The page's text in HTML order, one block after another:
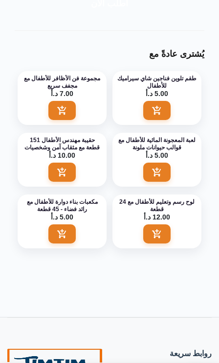
يُشترى عادةً مع
طقم تلوين فناجين شاي سيراميك
للأطفال
5.00 د.أ
اضف الى السلة
مجموعة فن الأظافر للأطفال مع
مجفف سريع
7.00 د.أ
اضف الى السلة
لعبة المعجونة المائية للأطفال مع
قوالب حيوانات ملونة
5.00 د.أ
اضف الى السلة
حقيبة مهندس الأطفال 151
قطعة مع مثقاب آمن وشخصيات
باو باترول
10.00 د.أ
اضف الى السلة
لوح رسم وتعليم للأطفال مع 24
قطعة
12.00 د.أ
اضف الى السلة
مكعبات بناء دوارة للأطفال مع
رائد فضاء - 45 قطعة
5.00 د.أ
اضف الى السلة
روابط سريعة